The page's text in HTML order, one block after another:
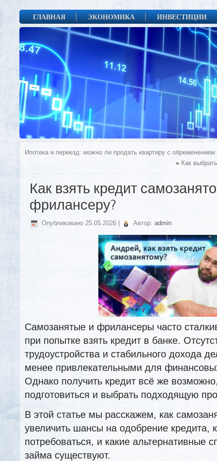
ГЛАВНАЯ ЭКОНОМИКА ИНВЕСТИЦИИ
Ипотека и переезд: можно ли продать квартиру с обременением
« Как
Как взять кредит
фрилансеру?
Опубликовано 25.05.2026 Автор: admin
Самозанятые и фрилансеры часто
при попытке взять кредит в банке.
трудоустройства и стабильного дохода
менее привлекательными для
Однако получить кредит всё же
подготовиться и выбрать подходящую
В этой статье мы расскажем, как
увеличить шансы на одобрение кредита,
потребоваться, и какие альтернативные
займа существуют.